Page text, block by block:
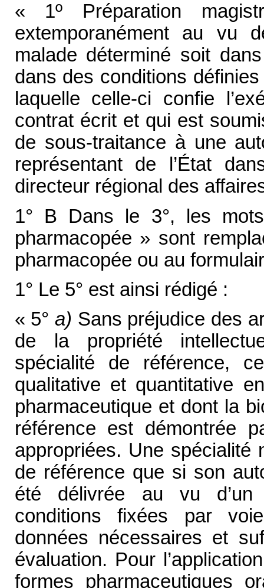
« 1º Préparation
extemporanément au vu
malade déterminé soit
dans des conditions
laquelle celle-ci confie
contrat écrit et qui est
de sous-traitance à une
représentant de l’État
directeur régional des
1° B Dans le 3°, les
pharmacopée » sont
pharmacopée ou au
1° Le 5° est ainsi rédigé :
« 5° a) Sans préjudice des
de la propriété
spécialité de référence,
qualitative et quantitative
pharmaceutique et dont la
référence est démontrée
appropriées. Une spécialité
de référence que si son
été délivrée au vu d’un
conditions fixées par
données nécessaires et
évaluation. Pour
formes pharmaceutiques